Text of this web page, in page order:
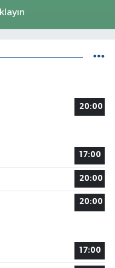
20:00
17:00
20:00
20:00
17:00